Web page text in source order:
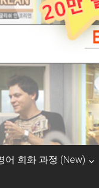
어 회화 과정 (New)